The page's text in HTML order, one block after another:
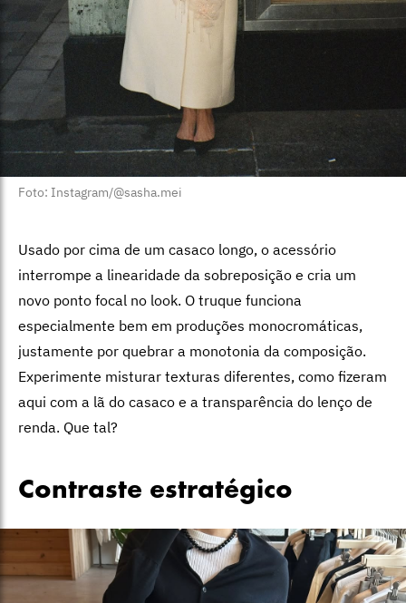
Foto: Instagram/@sasha.mei
Usado por cima de um casaco longo, o acessório
interrompe a linearidade da sobreposição e cria um
novo ponto focal no look. O truque funciona
especialmente bem em produções monocromáticas,
justamente por quebrar a monotonia da composição.
Experimente misturar texturas diferentes, como fizeram
aqui com a lã do casaco e a transparência do lenço de
renda. Que tal?
Contraste estratégico